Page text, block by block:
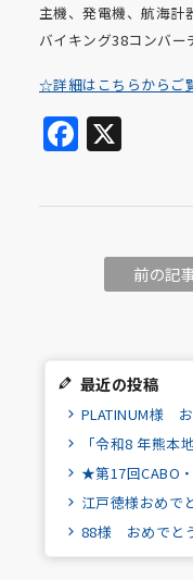
主機、発電機、航海計
バイキング38コンバー
☆詳細はこちらからご
X
前の記
最近の投稿
PLATINUM様
「令和8 年熊本
★第17回CABO
江戸徳様おめで
88様 おめでと